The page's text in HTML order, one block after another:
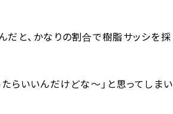
だと、かなりの割合で樹脂サッシを採
らいいんだけどな〜」と思ってしまい